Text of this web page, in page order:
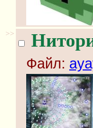
>>
Файл: